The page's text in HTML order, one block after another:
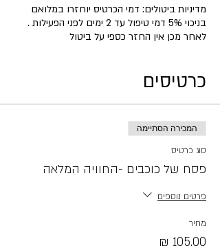
מדיניות ביטולים: דמי הכרטיס יוחזרו במלואם
בניכוי 5% דמי טיפול עד 2 ימים לפני הפעילות .
לאחר מכן אין החזר כספי על ביטול
כרטיסים
המכירה הסתיימה
סוג כרטיס
פסח של כוכבים -החוויה המלאה
פרטים נוספים
מחיר